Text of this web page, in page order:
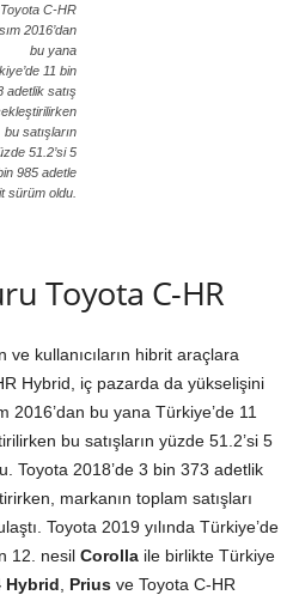
Toyota C-HR
2016’dan
bu yana
11 bin
adetlik satış
bu satışların
51.2’si 5
985 adetle
sürüm oldu.
Toyota C-HR
kullanıcıların hibrit araçlara
Hybrid, iç pazarda da yükselişini
2016’dan bu yana Türkiye’de 11
bu satışların yüzde 51.2’si 5
Toyota 2018’de 3 bin 373 adetlik
markanın toplam satışları
Toyota 2019 yılında Türkiye’de
12. nesil Corolla ile birlikte Türkiye
Hybrid Prius ve Toyota C-HR